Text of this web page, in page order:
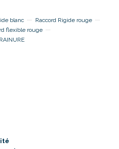
blanc
Raccord Rigide rouge
flexible rouge